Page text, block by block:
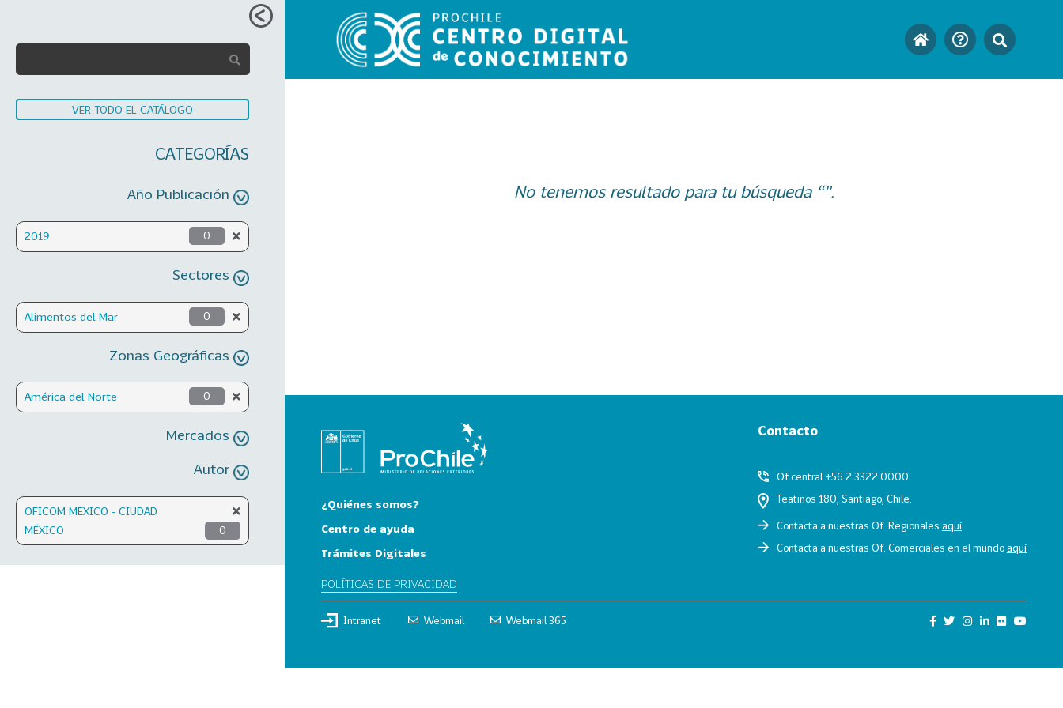
VER TODO EL CATÁLOGO
CATEGORÍAS
Año Publicación
2019 0
Sectores
Alimentos del Mar 0
Zonas Geográficas
América del Norte 0
Mercados
Autor
OFICOM MEXICO - CIUDAD
MÉXICO
0
No tenemos resultado para tu búsqueda “”.
¿Quiénes somos?
Centro de ayuda
Trámites Digitales
POLÍTICAS DE PRIVACIDAD
Contacto
Of central +56 2 3322 0000
Teatinos 180, Santiago, Chile.
Contacta a nuestras Of. Regionales aquí
Contacta a nuestras Of. Comerciales en el mundoaquí
Intranet Webmail Webmail 365